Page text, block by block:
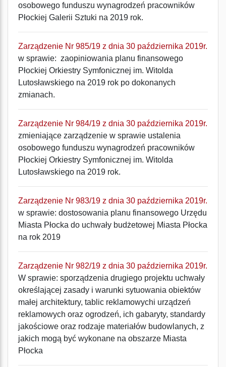
osobowego funduszu wynagrodzeń pracowników
Płockiej Galerii Sztuki na 2019 rok.
Zarządzenie Nr 985/19 z dnia 30 października 2019r.
w sprawie: zaopiniowania planu finansowego
Płockiej Orkiestry Symfonicznej im. Witolda
Lutosławskiego na 2019 rok po dokonanych
zmianach.
Zarządzenie Nr 984/19 z dnia 30 października 2019r.
zmieniające zarządzenie w sprawie ustalenia
osobowego funduszu wynagrodzeń pracowników
Płockiej Orkiestry Symfonicznej im. Witolda
Lutosławskiego na 2019 rok.
Zarządzenie Nr 983/19 z dnia 30 października 2019r.
w sprawie: dostosowania planu finansowego Urzędu
Miasta Płocka do uchwały budżetowej Miasta Płocka
na rok 2019
Zarządzenie Nr 982/19 z dnia 30 października 2019r.
W sprawie: sporządzenia drugiego projektu uchwały
określającej zasady i warunki sytuowania obiektów
małej architektury, tablic reklamowychi urządzeń
reklamowych oraz ogrodzeń, ich gabaryty, standardy
jakościowe oraz rodzaje materiałów budowlanych, z
jakich mogą być wykonane na obszarze Miasta
Płocka